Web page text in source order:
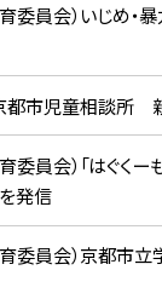
委員会）いじめ・
都市児童相談所
委員会）「はぐく
発信
委員会）京都市立